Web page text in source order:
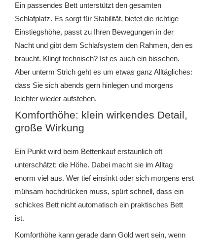
Ein passendes Bett unterstützt den gesamten
Schlafplatz. Es sorgt für Stabilität, bietet die richtige
Einstiegshöhe, passt zu Ihren Bewegungen in der
Nacht und gibt dem Schlafsystem den Rahmen, den es
braucht. Klingt technisch? Ist es auch ein bisschen.
Aber unterm Strich geht es um etwas ganz Alltägliches:
dass Sie sich abends gern hinlegen und morgens
leichter wieder aufstehen.
Komforthöhe: klein wirkendes Detail,
große Wirkung
Ein Punkt wird beim Bettenkauf erstaunlich oft
unterschätzt: die Höhe. Dabei macht sie im Alltag
enorm viel aus. Wer tief einsinkt oder sich morgens erst
mühsam hochdrücken muss, spürt schnell, dass ein
schickes Bett nicht automatisch ein praktisches Bett
ist.
Komforthöhe kann gerade dann Gold wert sein, wenn